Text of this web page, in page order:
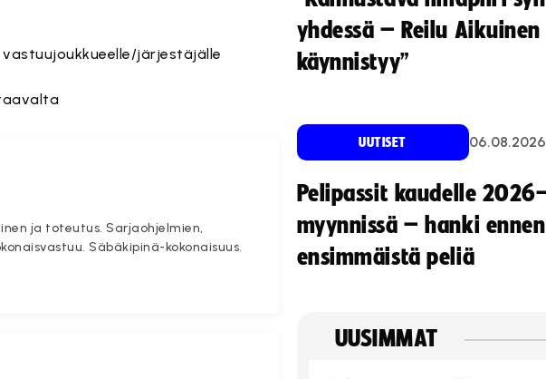
järjestäjälle
ja toteutus. Sarjaohjelmien,
Säbäkipinä-kokonaisuus.
yhdessä – Reilu
käynnistyy”
UUTISET 06.08.2026
Pelipassit kaudelle
myynnissä – hanki ennen
ensimmäistä peliä
UUSIMMAT